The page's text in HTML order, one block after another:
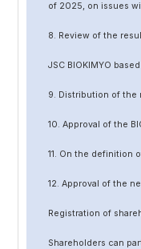
of 2025, on issues
8. Review of the
JSC BIOKIMYO
9. Distribution of the
10. Approval of the
11. On the definition
12. Approval of the
Registration of
Shareholders can